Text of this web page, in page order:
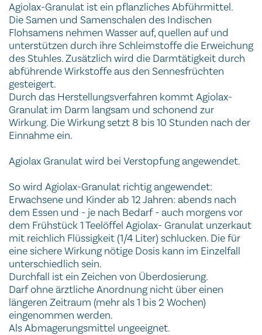
Agiolax-Granulat ist ein pflanzliches Abführmittel.
Die Samen und Samenschalen des Indischen
Flohsamens nehmen Wasser auf, quellen auf und
unterstützen durch ihre Schleimstoffe die Erweichung
des Stuhles. Zusätzlich wird die Darmtätigkeit durch
abführende Wirkstoffe aus den Sennesfrüchten
gesteigert.
Durch das Herstellungsverfahren kommt Agiolax-
Granulat im Darm langsam und schonend zur
Wirkung. Die Wirkung setzt 8 bis 10 Stunden nach der
Einnahme ein.
Agiolax Granulat wird bei Verstopfung angewendet.
So wird Agiolax-Granulat richtig angewendet:
Erwachsene und Kinder ab 12 Jahren: abends nach
dem Essen und - je nach Bedarf - auch morgens vor
dem Frühstück 1 Teelöffel Agiolax- Granulat unzerkaut
mit reichlich Flüssigkeit (1/4 Liter) schlucken. Die für
eine sichere Wirkung nötige Dosis kann im Einzelfall
unterschiedlich sein.
Durchfall ist ein Zeichen von Überdosierung.
Darf ohne ärztliche Anordnung nicht über einen
längeren Zeitraum (mehr als 1 bis 2 Wochen)
eingenommen werden.
Als Abmagerungsmittel ungeeignet.